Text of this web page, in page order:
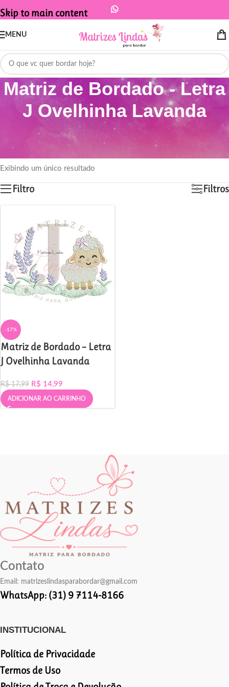
Skip to main content
MENU
Matriz de Bordado - Letra
J Ovelhinha Lavanda
Início
Produtos marcados com a tag “Matriz de Bordado - Letra J
Ovelhinha Lavanda”
Exibindo um único resultado
Filtro Filtros
-17%
Matriz de Bordado – Letra
J Ovelhinha Lavanda
R$17,99 R$ 14,99
ADICIONAR AO CARRINHO
Contato
Email: matrizeslindasparabordar@gmail.com
WhatsApp: (31) 9 7114-8166
INSTITUCIONAL
Política de Privacidade
Termos de Uso